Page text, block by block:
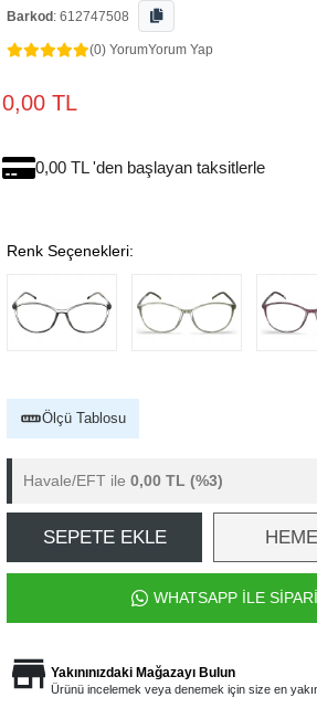
Barkod : 612747508
(0) YorumYorum Yap
0,00 TL
0,00 TL 'den başlayan taksitlerle
Renk Seçenekleri:
Ölçü Tablosu
Havale/EFT ile 0,00 TL (%3)
SEPETE EKLE
WHATSAPP İLE
Yakınınızdaki Mağazayı Bulun
Ürünü incelemek veya denemek için size en